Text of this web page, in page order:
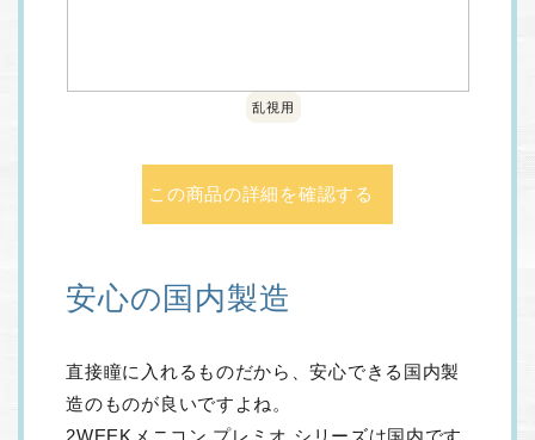
乱視用
この商品の詳細を確認する
安心の国内製造
直接瞳に入れるものだから、安心できる国内製
造のものが良いですよね。
2WEEKメニコン プレミオ シリーズは国内です